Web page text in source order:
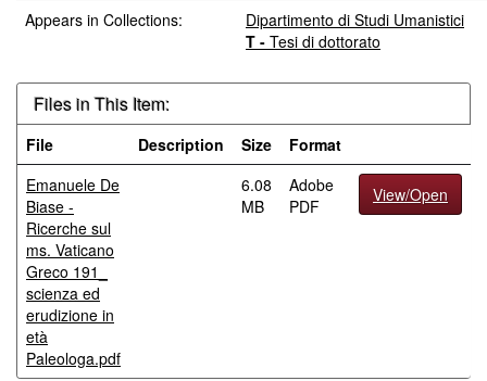
Appears in Collections:
Dipartimento di Studi Umanistici
T - Tesi di dottorato
Files in This Item:
File Description Size
Format
Emanuele De
Biase -
Ricerche sul
ms. Vaticano
Greco 191_
scienza ed
erudizione in
età
Paleologa.pdf
6.08
MB
Adobe
PDF
View/Open